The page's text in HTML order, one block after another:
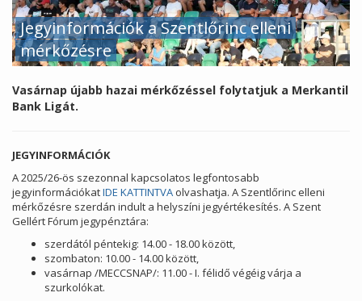
Jegyinformációk a Szentlőrinc elleni
mérkőzésre
Vasárnap újabb hazai mérkőzéssel folytatjuk a Merkantil
Bank Ligát.
JEGYINFORMÁCIÓK
A 2025/26-ös szezonnal kapcsolatos legfontosabb
jegyinformációkatIDE KATTINTVA olvashatja. A Szentlőrinc elleni
mérkőzésre szerdán indult a helyszíni jegyértékesítés. A Szent
Gellért Fórum jegypénztára:
szerdától péntekig: 14.00 - 18.00 között,
szombaton: 10.00 - 14.00 között,
vasárnap /MECCSNAP/: 11.00 - I. félidő végéig várja a
szurkolókat.